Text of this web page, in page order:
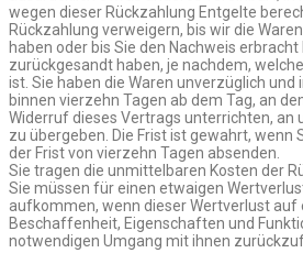
wegen dieser Rückzahlung Entgelte
Rückzahlung verweigern, bis wir die
haben oder bis Sie den Nachweis
zurückgesandt haben, je nachdem,
ist. Sie haben die Waren unverzüglich und
binnen vierzehn Tagen ab dem Tag, an
Widerruf dieses Vertrags unterrichten, an
zu übergeben. Die Frist ist gewahrt, wenn
der Frist von vierzehn Tagen absenden.
Sie tragen die unmittelbaren Kosten der
Sie müssen für einen etwaigen
aufkommen, wenn dieser Wertverlust auf
Beschaffenheit, Eigenschaften und
notwendigen Umgang mit ihnen